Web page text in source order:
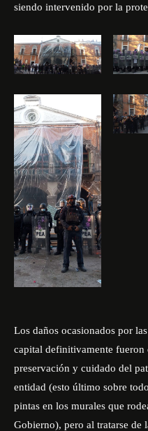
siendo intervenido por la
Los daños ocasionados por
capital definitivamente
preservación y cuidado del
entidad (esto último sobre
pintas en los murales que
Gobierno), pero al tratarse de